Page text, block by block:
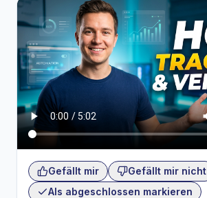
Gefällt mir Gefällt mir nicht
Als abgeschlossen markieren